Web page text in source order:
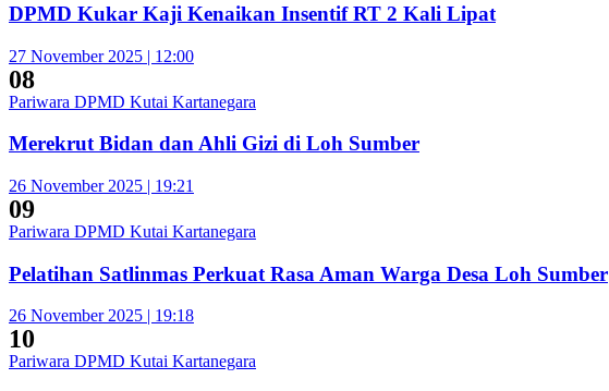
DPMD Kukar Kaji Kenaikan Insentif RT 2 Kali Lipat
27 November 2025 | 12:00
08
Pariwara DPMD Kutai Kartanegara
Merekrut Bidan dan Ahli Gizi di Loh Sumber
26 November 2025 | 19:21
09
Pariwara DPMD Kutai Kartanegara
Pelatihan Satlinmas Perkuat Rasa Aman Warga Desa Loh Sumber
26 November 2025 | 19:18
10
Pariwara DPMD Kutai Kartanegara